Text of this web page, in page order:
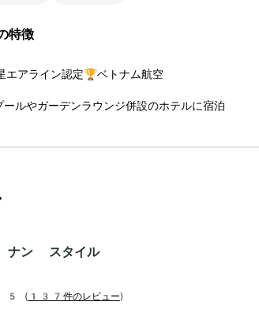
特徴
エアライン認定🏆ベトナム航空
ールやガーデンラウンジ併設のホテルに宿泊
ン スタイル
5 ( 137件のレビュー)